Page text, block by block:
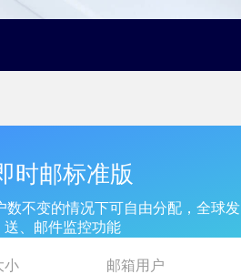
时邮标准版
数不变的情况下可自由分配，全球发
送、邮件监控功能
小 邮箱用户